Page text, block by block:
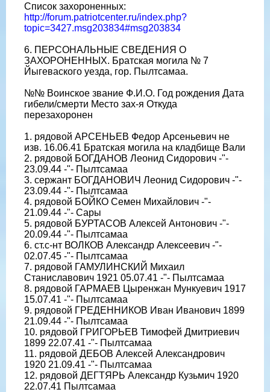
Список захороненных:
http://forum.patriotcenter.ru/index.php?
topic=3427.msg203834#msg203834
6. ПЕРСОНАЛЬНЫЕ СВЕДЕНИЯ О
ЗАХОРОНЕННЫХ. Братская могила № 7
Йыгеваского уезда, гор. Пылтсамаа.
№№ Воинское звание Ф.И.О. Год рождения Дата
гибели/смерти Место зах-я Откуда
перезахоронен
1. рядовой АРСЕНЬЕВ Федор Арсеньевич не
изв. 16.06.41 Братская могила на кладбище Вали
2. рядовой БОГДАНОВ Леонид Сидорович -"-
23.09.44 -"- Пылтсамаа
3. сержант БОГДАНОВИЧ Леонид Сидорович -"-
23.09.44 -"- Пылтсамаа
4. рядовой БОЙКО Семен Михайлович -"-
21.09.44 -"- Сары
5. рядовой БУРТАСОВ Алексей Антонович -"-
20.09.44 -"- Пылтсамаа
6. ст.с-нт ВОЛКОВ Александр Алексеевич -"-
02.07.45 -"- Пылтсамаа
7. рядовой ГАМУЛИНСКИЙ Михаил
Станиславович 1921 05.07.41 -"- Пылтсамаа
8. рядовой ГАРМАЕВ Цыренжан Мункуевич 1917
15.07.41 -"- Пылтсамаа
9. рядовой ГРЕДЕННИКОВ Иван Иванович 1899
21.09.44 -"- Пылтсамаа
10. рядовой ГРИГОРЬЕВ Тимофей Дмитриевич
1899 22.07.41 -"- Пылтсамаа
11. рядовой ДЕБОВ Алексей Александрович
1920 21.09.41 -"- Пылтсамаа
12. рядовой ДЕГТЯРЬ Александр Кузьмич 1920
22.07.41 Пылтсамаа